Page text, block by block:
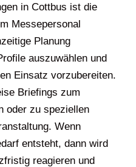
in Cottbus ist die
Messepersonal
Planung
auszuwählen und
Einsatz vorzubereiten.
Briefings zum
oder zu speziellen
Wenn
entsteht, dann wird
reagieren und